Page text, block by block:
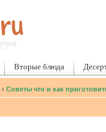
Вторые блюда
‹ Советы что и как